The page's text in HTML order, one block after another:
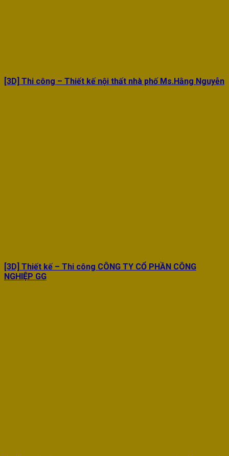
[3D] Thi công – Thiết kế nội thất nhà phố Ms.Hằng Nguyễn
[3D] Thiết kế – Thi công CÔNG TY CỔ PHẦN CÔNG
NGHIỆP GG